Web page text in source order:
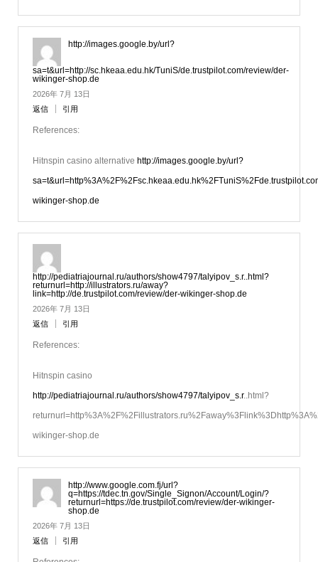
http://images.google.by/url?
sa=t&url=http://sc.hkeaa.edu.hk/TuniS/de.trustpilot.com/review/der-
wikinger-shop.de
2026年 7月 13日
返信
引用
References:
Hitnspin casino alternative http://images.google.by/url?
wikinger-shop.de
http://pediatriajournal.ru/authors/show4797/talyipov_s.r..html?
returnurl=http://illustrators.ru/away?
link=http://de.trustpilot.com/review/der-wikinger-shop.de
2026年 7月 13日
返信
引用
References:
Hitnspin casino
http://pediatriajournal.ru/authors/show4797/talyipov_s.r..html?
wikinger-shop.de
http://www.google.com.fj/url?
q=https://tdec.tn.gov/Single_Signon/Account/Login/?
returnurl=https://de.trustpilot.com/review/der-wikinger-
shop.de
2026年 7月 13日
返信
引用